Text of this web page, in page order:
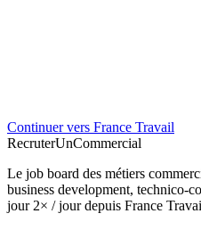
Continuer vers France Travail
RecruterUnCommercial
Le job board des métiers
business development, technico-
jour 2× / jour depuis France